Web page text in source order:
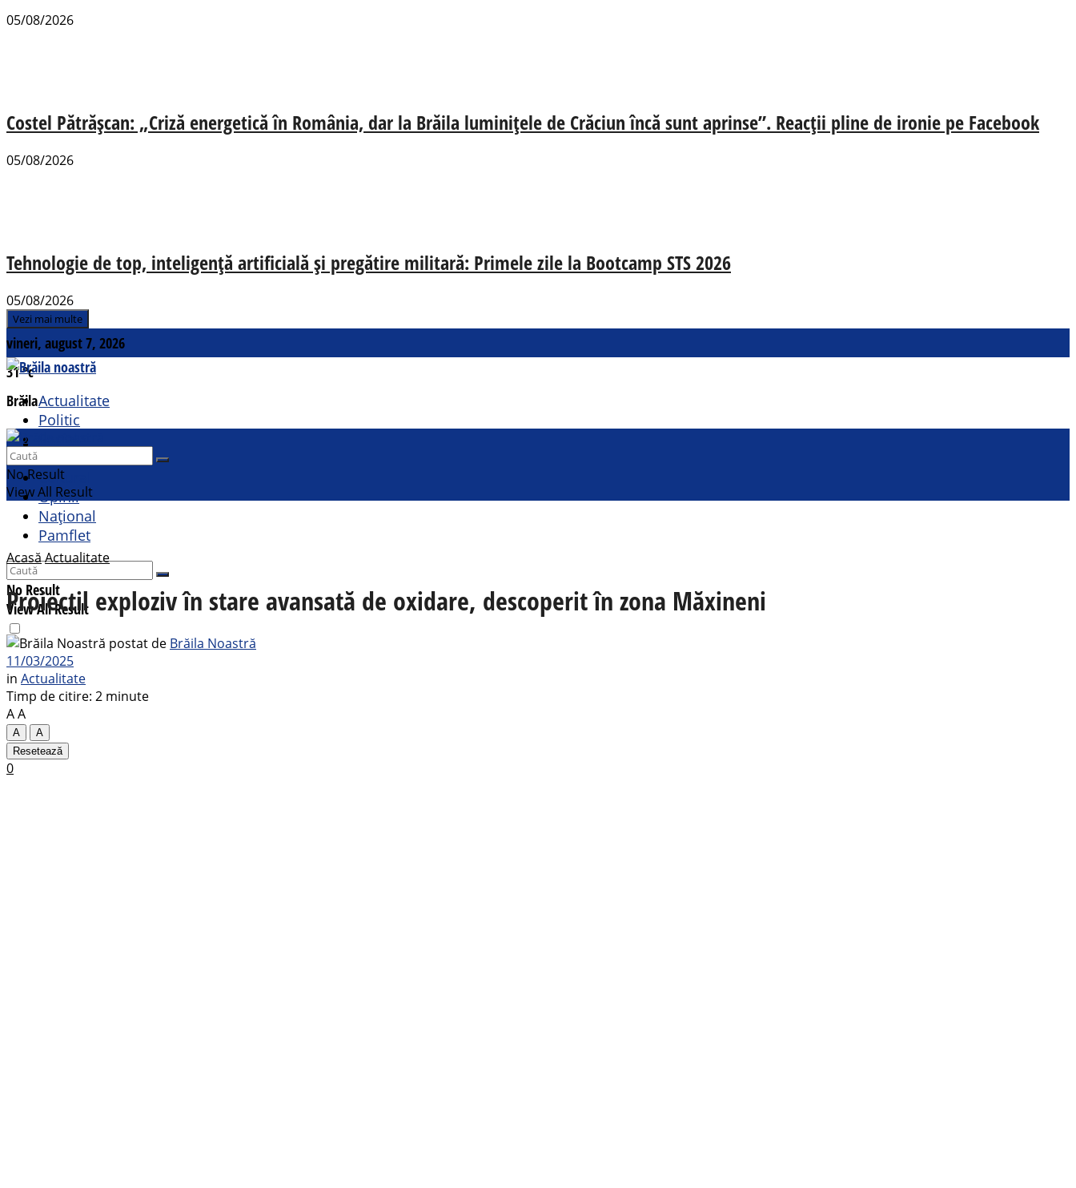
05/08/2026
Costel Pătrășcan: „Criză energetică în România, dar la Brăila luminițele de Crăciun încă sunt aprinse”. Reacții pline de ironie pe Facebook
05/08/2026
Tehnologie de top, inteligență artificială și pregătire militară: Primele zile la Bootcamp STS 2026
05/08/2026
Vezi mai multe
vineri, august 7, 2026
31°c
Brăila
Contact
Actualitate
Politic
Cultural
Opinii
Național
Pamflet
No Result
View All Result
No Result
View All Result
AcasăActualitate
Proiectil exploziv în stare avansată de oxidare, descoperit în zona Măxineni
postat de Brăila Noastră
11/03/2025
in Actualitate
Timp de citire: 2 minute
AA
A
A
Resetează
0